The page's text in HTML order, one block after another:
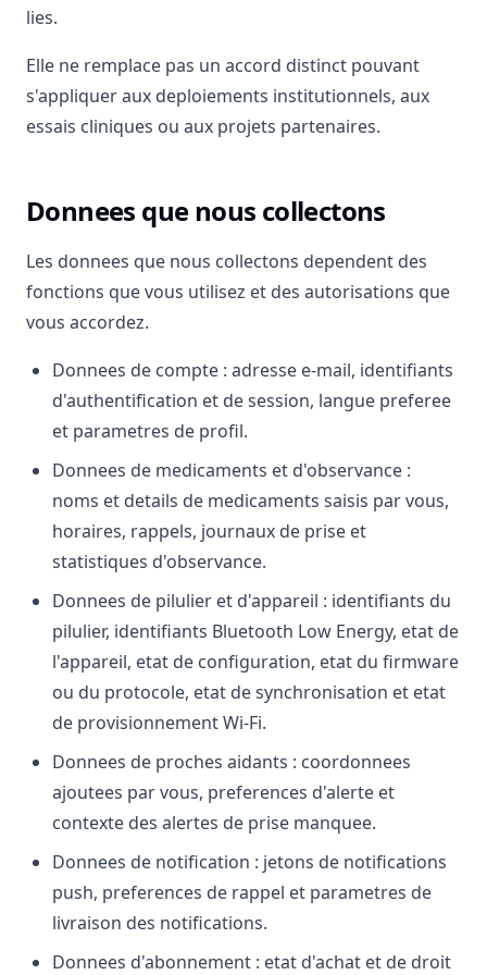
lies.
Elle ne remplace pas un accord distinct pouvant
s'appliquer aux deploiements institutionnels, aux
essais cliniques ou aux projets partenaires.
Donnees que nous collectons
Les donnees que nous collectons dependent des
fonctions que vous utilisez et des autorisations que
vous accordez.
Donnees de compte : adresse e-mail, identifiants
d'authentification et de session, langue preferee
et parametres de profil.
Donnees de medicaments et d'observance :
noms et details de medicaments saisis par vous,
horaires, rappels, journaux de prise et
statistiques d'observance.
Donnees de pilulier et d'appareil : identifiants du
pilulier, identifiants Bluetooth Low Energy, etat de
l'appareil, etat de configuration, etat du firmware
ou du protocole, etat de synchronisation et etat
de provisionnement Wi-Fi.
Donnees de proches aidants : coordonnees
ajoutees par vous, preferences d'alerte et
contexte des alertes de prise manquee.
Donnees de notification : jetons de notifications
push, preferences de rappel et parametres de
livraison des notifications.
Donnees d'abonnement : etat d'achat et de droit